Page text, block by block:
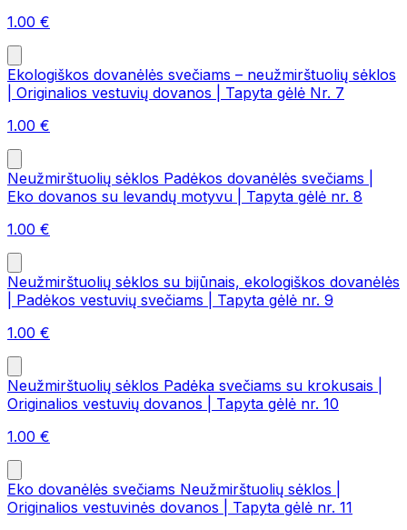
1.00 €
Ekologiškos dovanėlės svečiams – neužmirštuolių sėklos
| Originalios vestuvių dovanos | Tapyta gėlė Nr. 7
1.00 €
Neužmirštuolių sėklos Padėkos dovanėlės svečiams |
Eko dovanos su levandų motyvu | Tapyta gėlė nr. 8
1.00 €
Neužmirštuolių sėklos su bijūnais, ekologiškos dovanėlės
| Padėkos vestuvių svečiams | Tapyta gėlė nr. 9
1.00 €
Neužmirštuolių sėklos Padėka svečiams su krokusais |
Originalios vestuvių dovanos | Tapyta gėlė nr. 10
1.00 €
Eko dovanėlės svečiams Neužmirštuolių sėklos |
Originalios vestuvinės dovanos | Tapyta gėlė nr. 11